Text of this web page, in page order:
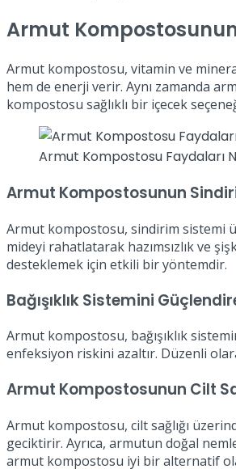
Armut
Armut kompostosu, vitamin ve
hem de enerji verir. Aynı zamanda
kompostosu sağlıklı bir içecek
Armut Kompostosu Faydaları
Armut Kompostosunun
Armut kompostosu, sindirim sistemi
mideyi rahatlatarak hazımsızlık ve
desteklemek için etkili bir yöntemdir.
Bağışıklık Sistemini
Armut kompostosu, bağışıklık
enfeksiyon riskini azaltır. Düzenli
Armut Kompostosunun Cilt
Armut kompostosu, cilt sağlığı
geciktirir. Ayrıca, armutun doğal
armut kompostosu iyi bir alternatif